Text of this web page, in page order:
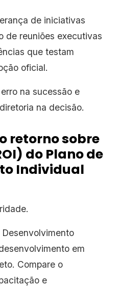
de iniciativas
de reuniões executivas
que testam
oficial.
na sucessão e
na decisão.
retorno sobre
do Plano de
Individual
em
Compare o
e